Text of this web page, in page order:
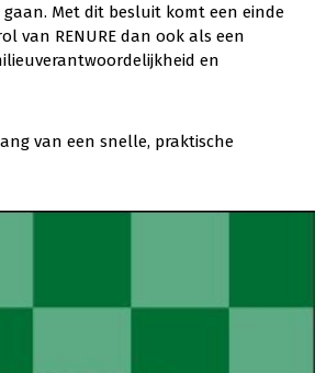
Met dit besluit komt een einde
van RENURE dan ook als een
en
van een snelle, praktische